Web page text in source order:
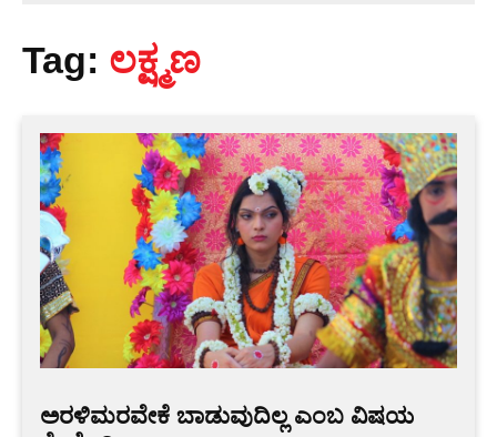
Tag: ಲಕ್ಷ್ಮಣ
ಅರಳಿಮರವೇಕೆ ಬಾಡುವುದಿಲ್ಲ ಎಂಬ ವಿಷಯ